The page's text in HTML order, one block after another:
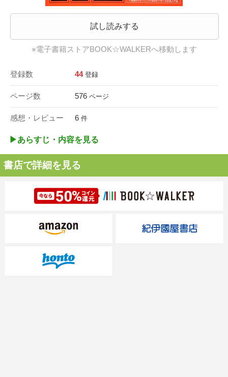
試し読みする
※電子書籍ストアBOOK☆WALKERへ移動します
登録数 44 登録
ページ数 576 ページ
感想・レビュー 6 件
▶︎あらすじ・内容を見る
書店で詳細を見る